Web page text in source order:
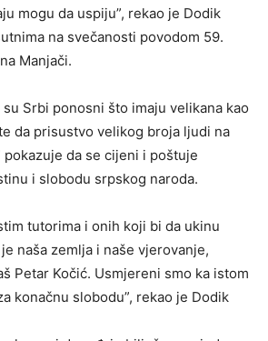
mogu da uspiju”, rekao je Dodik
na svečanosti povodom 59.
Manjači.
Srbi ponosni što imaju velikana kao
da prisustvo velikog broja ljudi na
pokazuje da se cijeni i poštuje
i slobodu srpskog naroda.
tutorima i onih koji bi da ukinu
naša zemlja i naše vjerovanje,
Petar Kočić. Usmjereni smo ka istom
konačnu slobodu”, rekao je Dodik